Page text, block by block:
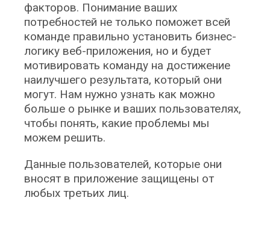
факторов. Понимание ваших
потребностей не только поможет всей
команде правильно установить бизнес-
логику веб-приложения, но и будет
мотивировать команду на достижение
наилучшего результата, который они
могут. Нам нужно узнать как можно
больше о рынке и ваших пользователях,
чтобы понять, какие проблемы мы
можем решить.
Данные пользователей, которые они
вносят в приложение защищены от
любых третьих лиц.